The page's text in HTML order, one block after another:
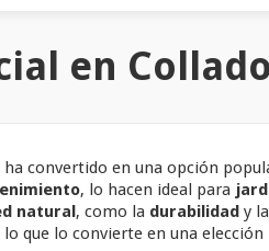
en
ha convertido en una opción
, lo hacen ideal para
natural, como la durabilidad y
que lo convierte en una